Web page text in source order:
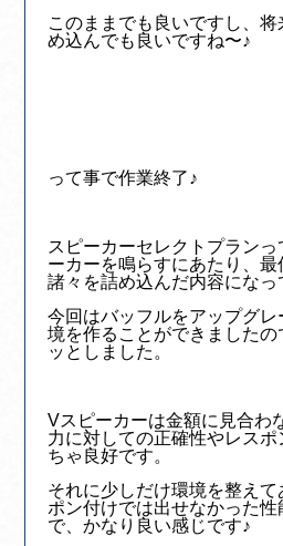
このままでも良いですし、
め込んでも良いですね〜♪
って事で作業終了♪
スピーカーセレクトプラン
ーカーを鳴らすにあたり、
諸々を詰め込んだ内容になっ
今回はバッフルをアップグ
境を作ることができました
ッとしました。
Vスピーカーは金額に見合わ
力に対しての正確性やレス
ちゃ良好です。
それに少しだけ環境を整えて
ポン付けでは出せなかった
で、かなり良い感じです♪